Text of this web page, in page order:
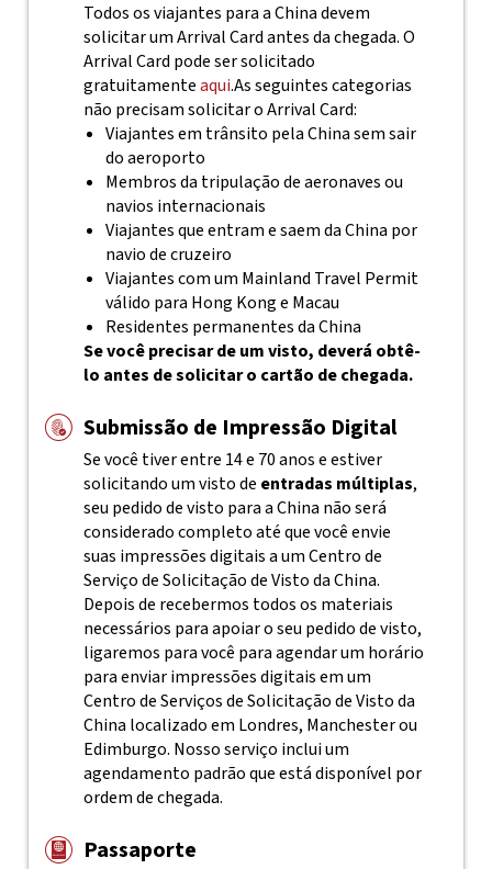
Todos os viajantes para a China devem
solicitar um Arrival Card antes da chegada. O
Arrival Card pode ser solicitado
gratuitamenteaqui.As seguintes categorias
não precisam solicitar o Arrival Card:
Viajantes em trânsito pela China sem sair
do aeroporto
Membros da tripulação de aeronaves ou
navios internacionais
Viajantes que entram e saem da China por
navio de cruzeiro
Viajantes com um Mainland Travel Permit
válido para Hong Kong e Macau
Residentes permanentes da China
Se você precisar de um visto, deverá obtê-
lo antes de solicitar o cartão de chegada.
Submissão de Impressão Digital
Se você tiver entre 14 e 70 anos e estiver
solicitando um visto de entradas múltiplas,
seu pedido de visto para a China não será
considerado completo até que você envie
suas impressões digitais a um Centro de
Serviço de Solicitação de Visto da China.
Depois de recebermos todos os materiais
necessários para apoiar o seu pedido de visto,
ligaremos para você para agendar um horário
para enviar impressões digitais em um
Centro de Serviços de Solicitação de Visto da
China localizado em Londres, Manchester ou
Edimburgo. Nosso serviço inclui um
agendamento padrão que está disponível por
ordem de chegada.
Passaporte